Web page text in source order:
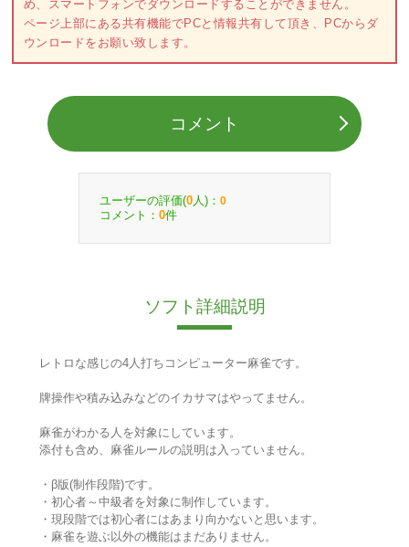
め、スマートフォンでダウンロードすることができません。
ページ上部にある共有機能でPCと情報共有して頂き、PCからダ
ウンロードをお願い致します。
コメント
ユーザーの評価(0 人)： 0
コメント： 0件
ソフト詳細説明
レトロな感じの4人打ちコンピューター麻雀です。
牌操作や積み込みなどのイカサマはやってません。
麻雀がわかる人を対象にしています。
添付も含め、麻雀ルールの説明は入っていません。
・β版(制作段階)です。
・初心者～中級者を対象に制作しています。
・現段階では初心者にはあまり向かないと思います。
・麻雀を遊ぶ以外の機能はまだありません。